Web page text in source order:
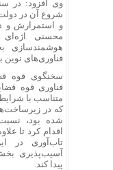
وی افزود: در
شروع آن در
و استمرارش و
محسنی اژه‌ای
هوشمندسازی
فناوری‌های نوین
سخنگوی قوه
فناوری قوه
متناسب با
که در
شده بود،
اقدام کرد تا
تاب‌آوری در
آسیب‌پذیری
پیدا کند.